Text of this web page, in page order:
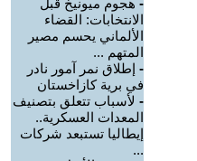
- هجوم ميونيخ قبل
الانتخابات: القضاء
الألماني يحسم مصير
المتهم ...
- إطلاق نمر آمور نادر
في برية كازاخستان
- لأسباب تتعلق بتصنيف
المعدات العسكرية..
إيطاليا تستبعد شركات
...